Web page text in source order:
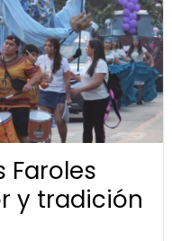
Faroles
y tradición